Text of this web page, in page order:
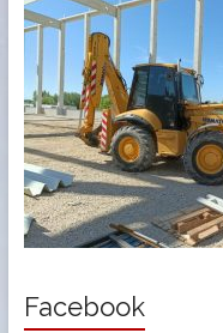
práce
búracie
práce
Facebook